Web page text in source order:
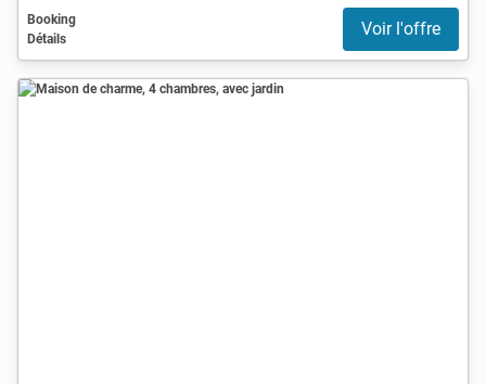
Booking
Détails
Voir l'offre